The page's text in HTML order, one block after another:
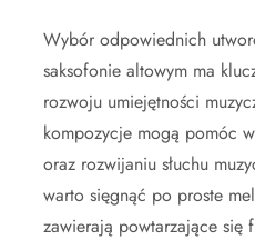
Wybór odpowiednich
saksofonie altowym ma
rozwoju umiejętności
kompozycje mogą pomóc
oraz rozwijaniu słuchu
warto sięgnąć po proste
zawierają powtarzające się